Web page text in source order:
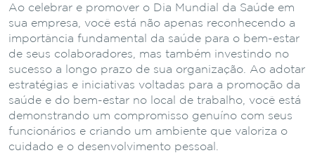
Ao celebrar e promover o Dia Mundial da Saúde em
sua empresa, você está não apenas reconhecendo a
importância fundamental da saúde para o bem-estar
de seus colaboradores, mas também investindo no
sucesso a longo prazo de sua organização. Ao adotar
estratégias e iniciativas voltadas para a promoção da
saúde e do bem-estar no local de trabalho, você está
demonstrando um compromisso genuíno com seus
funcionários e criando um ambiente que valoriza o
cuidado e o desenvolvimento pessoal.